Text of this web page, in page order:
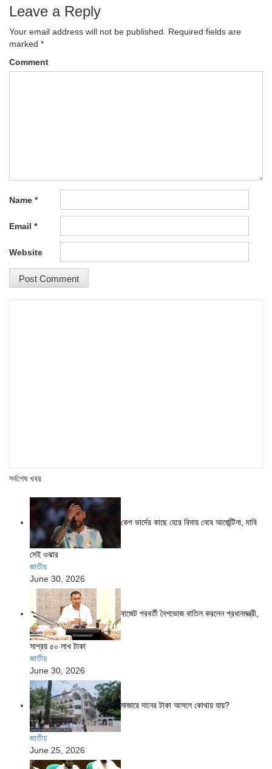
Leave a Reply
Your email address will not be published.
Required fields are
marked *
Comment
Name *
Email *
Website
সর্বশেষ খবর
কেপ ভার্দের কাছে হেরে বিদায় নেবে আর্জেন্টিনা, দাবি
সেই ওঝার
জাতীয়
June 30, 2026
বাজেট পরবর্তী নৈশভোজ বাতিল করলেন প্রধানমন্ত্রী,
সাশ্রয় ৫০ লাখ টাকা
জাতীয়
June 30, 2026
মাজারে দানের টাকা আসলে কোথায় যায়?
জাতীয়
June 25, 2026